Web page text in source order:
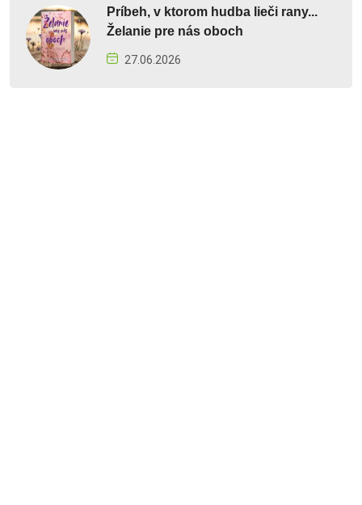
Príbeh, v ktorom hudba lieči rany...
Želanie pre nás oboch
27.06.2026